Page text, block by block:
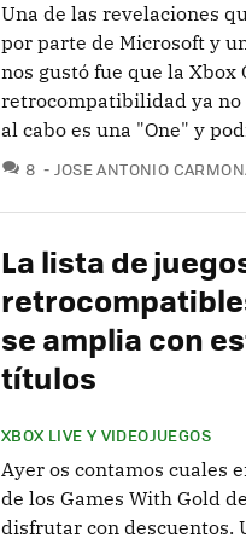
Una de las revelaciones
por parte de Microsoft y
nos gustó fue que la Xbox
retrocompatibilidad ya no
al cabo es una "One" y
8 COMENTARIOS
JOSE ANTONIO
La lista de
se amplia con
títulos
XBOX LIVE Y VIDEOJUEGOS
Ayer os contamos cuales
de los Games With Gold
disfrutar con descuentos.